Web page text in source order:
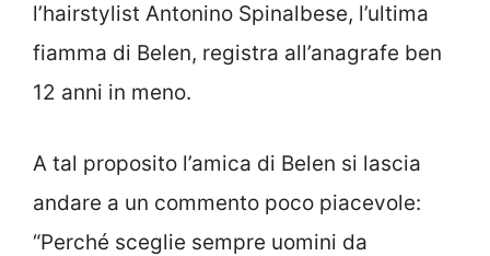
l’hairstylist Antonino Spinalbese, l’ultima
fiamma di Belen, registra all’anagrafe ben
12 anni in meno.
A tal proposito l’amica di Belen si lascia
andare a un commento poco piacevole:
“Perché sceglie sempre uomini da